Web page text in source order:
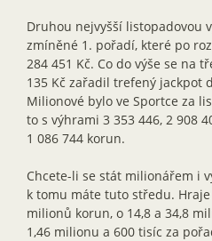
Druhou nejvyšší listopadovou
zmíněné 1. pořadí, které po
284 451 Kč. Co do výše se na
135 Kč zařadil trefený jackpot
Milionové bylo ve Sportce za
to s výhrami 3 353 446, 2 908
1 086 744 korun.
Chcete-li se stát milionářem i
k tomu máte tuto středu.
milionů korun, o 14,8 a 34,8
1,46 milionu a 600 tisíc za